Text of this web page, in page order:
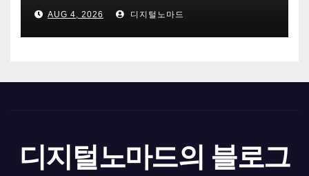
AUG 4, 2026 디지털노마드
디지털노마드의 블로그